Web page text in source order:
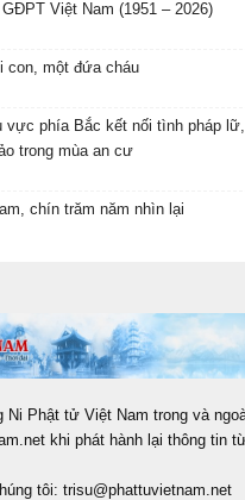
Việt Nam (1951 – 2026)
con, một đứa cháu
vực phía Bắc kết nối tình pháp
trong mùa an cư
chín trăm năm nhìn lại
Ni Phật tử Việt Nam trong và
khi phát hành lại thông tin
tôi: trisu@phattuvietnam.net